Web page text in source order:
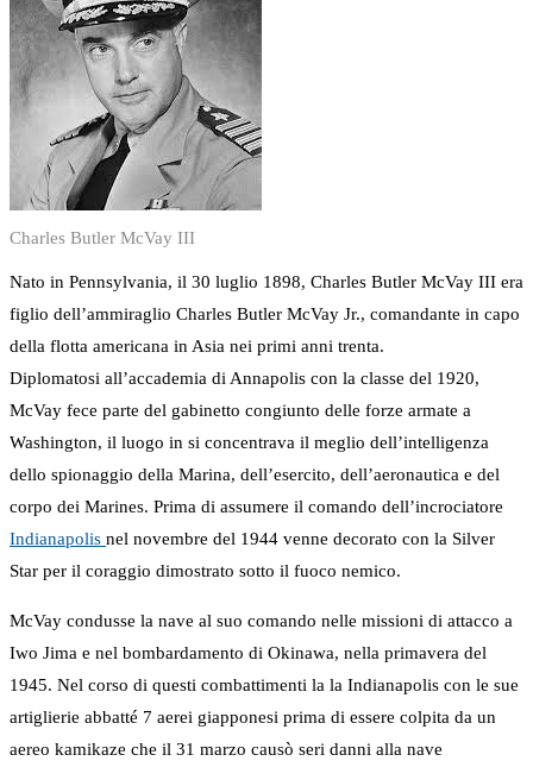
Charles Butler McVay III
Nato in Pennsylvania, il 30 luglio 1898, Charles Butler McVay III era
figlio dell’ammiraglio Charles Butler McVay Jr., comandante in capo
della flotta americana in Asia nei primi anni trenta.
Diplomatosi all’accademia di Annapolis con la classe del 1920,
McVay fece parte del gabinetto congiunto delle forze armate a
Washington, il luogo in si concentrava il meglio dell’intelligenza
dello spionaggio della Marina, dell’esercito, dell’aeronautica e del
corpo dei Marines. Prima di assumere il comando dell’incrociatore
Indianapolis nel novembre del 1944 venne decorato con la Silver
Star per il coraggio dimostrato sotto il fuoco nemico.
McVay condusse la nave al suo comando nelle missioni di attacco a
Iwo Jima e nel bombardamento di Okinawa, nella primavera del
1945. Nel corso di questi combattimenti la la Indianapolis con le sue
artiglierie abbatté 7 aerei giapponesi prima di essere colpita da un
aereo kamikaze che il 31 marzo causò seri danni alla nave